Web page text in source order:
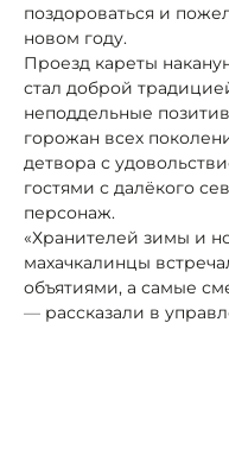
поздороваться и
новом году.
Проезд кареты
стал доброй
неподдельные
горожан всех
детвора с
гостями с далёкого
персонаж.
«Хранителей зимы и
махачкалинцы
объятиями, а самые
— рассказали в